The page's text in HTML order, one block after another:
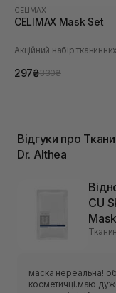
CELIMAX
CELIMAX Mask Set
Акційний набір
297₴330₴
Відгуки про
Dr. Althea
CU
Mask
маска нереальна!
косметичці.маю